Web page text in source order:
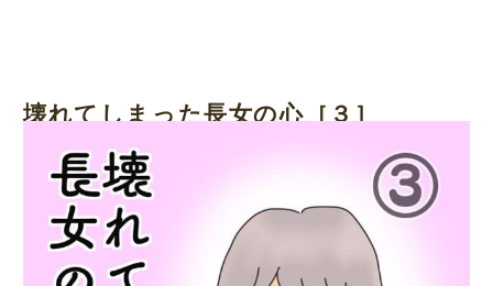
壊れてしまった長女の心［３］